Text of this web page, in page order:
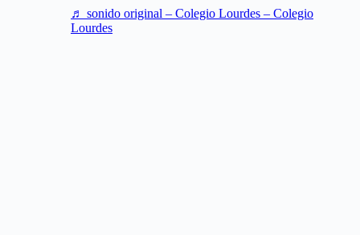
♬ sonido original – Colegio Lourdes – Colegio
Lourdes